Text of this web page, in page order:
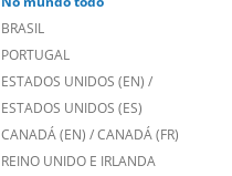
No mundo todo
BRASIL
PORTUGAL
ESTADOS UNIDOS (EN)
ESTADOS UNIDOS (ES)
CANADÁ (EN) / CANADÁ (FR)